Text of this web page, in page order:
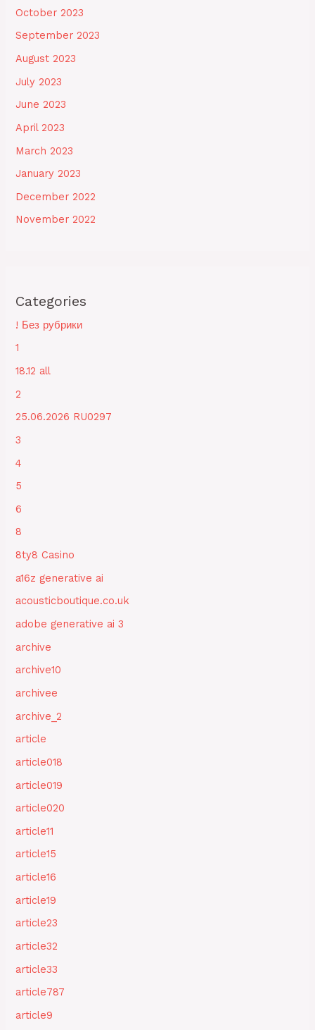
October 2023
September 2023
August 2023
July 2023
June 2023
April 2023
March 2023
January 2023
December 2022
November 2022
Categories
! Без рубрики
1
18.12 all
2
25.06.2026 RU0297
3
4
5
6
8
8ty8 Casino
a16z generative ai
acousticboutique.co.uk
adobe generative ai 3
archive
archive10
archivee
archive_2
article
article018
article019
article020
article11
article15
article16
article19
article23
article32
article33
article787
article9